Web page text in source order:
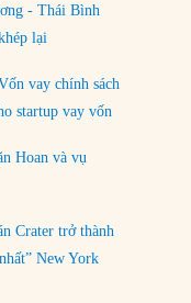
- Thái Bình
lại
vay chính sách
startup vay vốn
Hoan và vụ
Crater trở thành
New York